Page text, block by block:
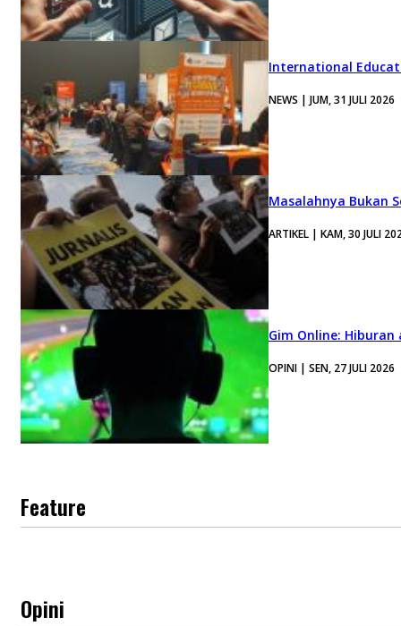
International
NEWS | JUM, 31 JULI 2026
Masalahnya Bukan
ARTIKEL | KAM, 30 JULI
Gim Online:
OPINI | SEN, 27 JULI 2026
Feature
Opini